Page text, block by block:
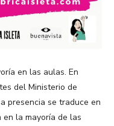
en las aulas. En
del Ministerio de
presencia se traduce en
la mayoría de las